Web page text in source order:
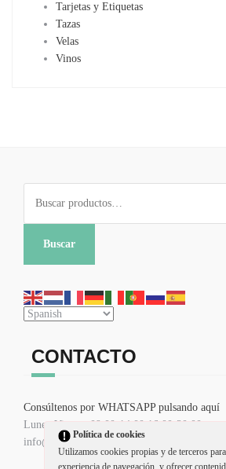
Política de cookies
Utilizamos cookies propias y de terceros
experiencia de navegación, y ofrecer
Tarjetas y Etiquetas
Tazas
Velas
Vinos
por:
Buscar
CONTACTO
Consúltenos por WHATSAPP pulsando aquí
Lunes-Viernes 09:00-14:00 16:00-20:00
info@misdetallesdeboda.com